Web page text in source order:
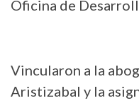
Oficina de
Vincularon a la
Aristizabal y la